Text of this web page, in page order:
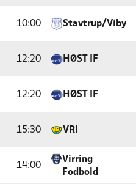
10:00 Stavtrup/Viby
12:20 HØST IF
12:20 HØST IF
15:30 VRI
14:00
Virring
Fodbold